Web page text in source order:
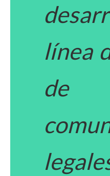
línea
de